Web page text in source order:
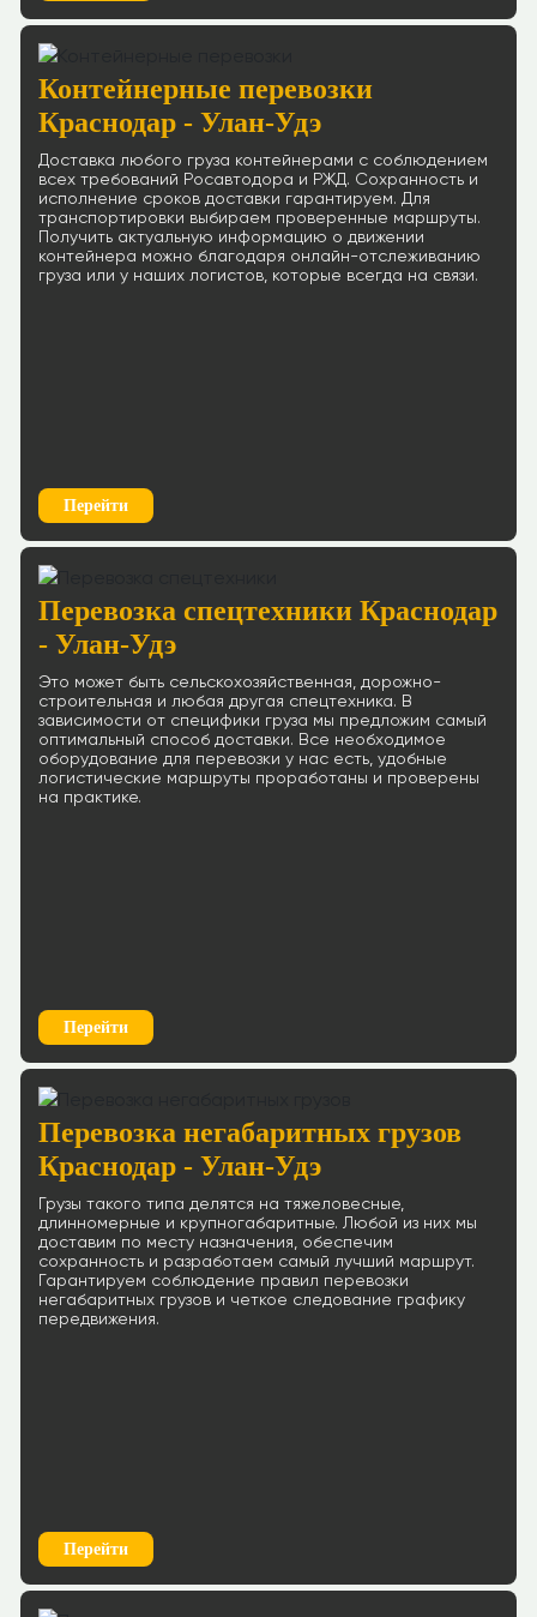
Контейнерные перевозки
Краснодар - Улан-Удэ
Доставка любого груза контейнерами с соблюдением
всех требований Росавтодора и РЖД. Сохранность и
исполнение сроков доставки гарантируем. Для
транспортировки выбираем проверенные маршруты.
Получить актуальную информацию о движении
контейнера можно благодаря онлайн-отслеживанию
груза или у наших логистов, которые всегда на связи.
Перейти
Перевозка спецтехники Краснодар
- Улан-Удэ
Это может быть сельскохозяйственная, дорожно-
строительная и любая другая спецтехника. В
зависимости от специфики груза мы предложим самый
оптимальный способ доставки. Все необходимое
оборудование для перевозки у нас есть, удобные
логистические маршруты проработаны и проверены
на практике.
Перейти
Перевозка негабаритных грузов
Краснодар - Улан-Удэ
Грузы такого типа делятся на тяжеловесные,
длинномерные и крупногабаритные. Любой из них мы
доставим по месту назначения, обеспечим
сохранность и разработаем самый лучший маршрут.
Гарантируем соблюдение правил перевозки
негабаритных грузов и четкое следование графику
передвижения.
Перейти